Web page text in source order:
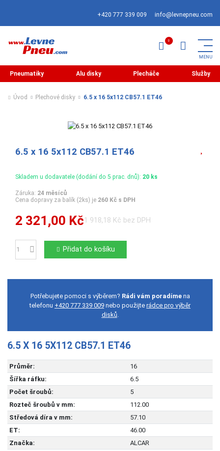
+420 777 339 009 info@levnepneu.com
Pneumatiky Alu disky Plecháče Služby
Úvod Plechové disky 6.5 x 16 5x112 CB57.1 ET46
6.5 x 16 5x112 CB57.1 ET46
Skladem u dodavatele (dodání do 5 prac. dnů): 20 ks
Záruka: 24 měsíců
Cena dopravy za balík (2ks) je 260 Kč s DPH
2 321,00 Kč1 918,18 Kč bez DPH
Počet Přidat do košíku
Potřebujete pomoci s výběrem? Rádi vám poradímena
telefonu +420 777 339 009 nebo použijte rádce pro výběr
disků
6.5 X 16 5X112 CB57.1 ET46
Průměr:
16
Šířka ráfku:
6.5
Počet šroubů:
5
Rozteč šroubů v mm:
112.00
Středová díra v mm:
57.10
ET:
46.00
Značka:
ALCAR